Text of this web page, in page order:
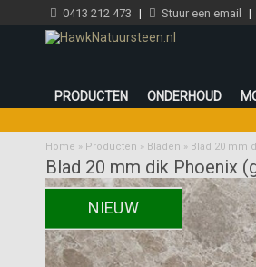
0413 212 473 | Stuur een email |
PRODUCTEN ONDERHOUD
Home » Producten » Bladen » Blad 20 mm
Blad 20 mm dik Phoenix
NIEUW